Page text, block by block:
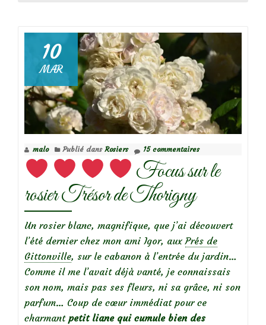
Focus
sur
le
rosier
Breeze
Hill
10
MAR
malo Publié dans Rosiers 15 commentaires
Focus sur le
rosier Trésor de Thorigny
Un rosier blanc, magnifique, que j’ai découvert
l’été dernier chez mon ami Igor, auxPrés de
Gittonville, sur le cabanon à l’entrée du jardin…
Comme il me l’avait déjà vanté, je connaissais
son nom, mais pas ses fleurs, ni sa grâce, ni son
parfum… Coup de cœur immédiat pour ce
charmant petit liane qui cumule bien des